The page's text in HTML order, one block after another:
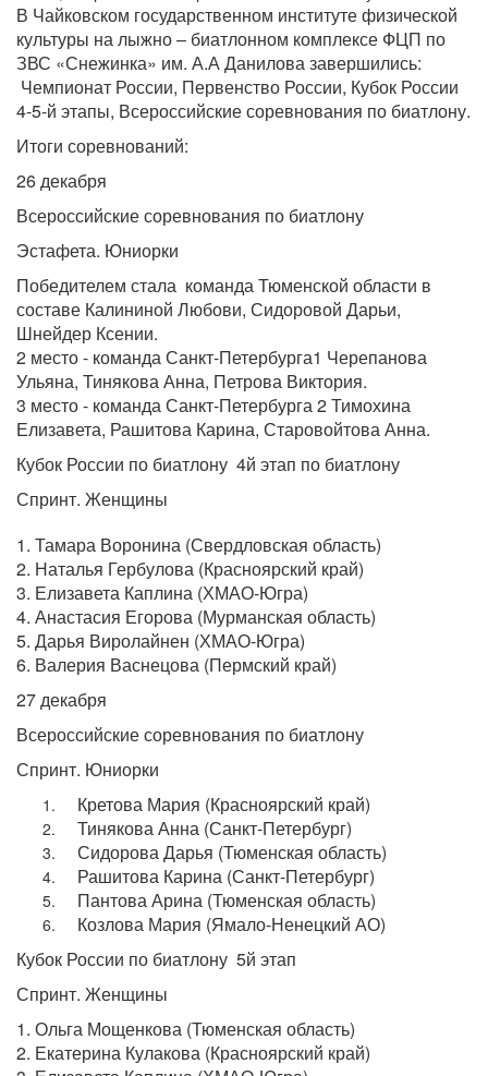
В Чайковском государственном институте физической
культуры на лыжно – биатлонном комплексе ФЦП по
ЗВС «Снежинка» им. А.А Данилова завершились:
Чемпионат России, Первенство России, Кубок России
4-5-й этапы, Всероссийские соревнования по биатлону.
Итоги соревнований:
26 декабря
Всероссийские соревнования по биатлону
Эстафета. Юниорки
Победителем стала команда Тюменской области в
составе Калининой Любови, Сидоровой Дарьи,
Шнейдер Ксении.
2 место - команда Санкт-Петербурга1 Черепанова
Ульяна, Тинякова Анна, Петрова Виктория.
3 место - команда Санкт-Петербурга 2 Тимохина
Елизавета, Рашитова Карина, Старовойтова Анна.
Кубок России по биатлону 4й этап по биатлону
Спринт. Женщины
1. Тамара Воронина (Свердловская область)
2. Наталья Гербулова (Красноярский край)
3. Елизавета Каплина (ХМАО-Югра)
4. Анастасия Егорова (Мурманская область)
5. Дарья Виролайнен (ХМАО-Югра)
6. Валерия Васнецова (Пермский край)
27 декабря
Всероссийские соревнования по биатлону
Спринт. Юниорки
Кретова Мария (Красноярский край)
Тинякова Анна (Санкт-Петербург)
Сидорова Дарья (Тюменская область)
Рашитова Карина (Санкт-Петербург)
Пантова Арина (Тюменская область)
Козлова Мария (Ямало-Ненецкий АО)
Кубок России по биатлону 5й этап
Спринт. Женщины
1. Ольга Мощенкова (Тюменская область)
2. Екатерина Кулакова (Красноярский край)